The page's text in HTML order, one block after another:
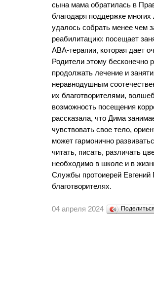
сына мама обратилась в
благодаря поддержке
удалось собрать менее чем
реабилитацию: посещает
АВА-терапии, которая дает
Родители этому бесконечно
продолжать лечение и
неравнодушным
их благотворителями,
возможность посещения
рассказала, что Дима
чувствовать свое тело,
может гармонично
читать, писать, различать
необходимо в школе и в
Службы протоиерей Евгений
благотворителях.
04 апреля 2024